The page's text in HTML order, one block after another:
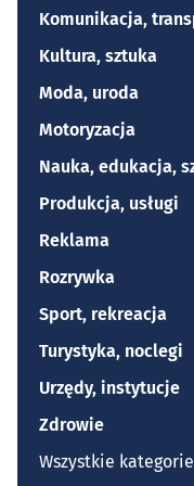
Komunikacja,
Kultura, sztuka
Moda, uroda
Motoryzacja
Nauka, edukacja,
Produkcja, usługi
Reklama
Rozrywka
Sport, rekreacja
Turystyka, noclegi
Urzędy, instytucje
Zdrowie
Wszystkie kategorie